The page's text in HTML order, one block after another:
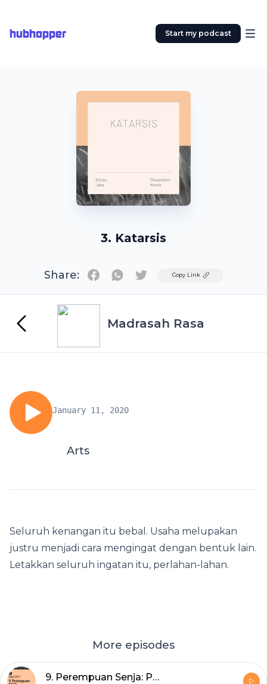
hubhopper Start my podcast
3. Katarsis
Share: TwitterCopy Link
Madrasah Rasa
January 11, 2020
Arts
Seluruh kenangan itu bebal. Usaha melupakan
justru menjadi cara mengingat dengan bentuk lain.
Letakkan seluruh ingatan itu, perlahan-lahan.
More episodes
9. Perempuan Senja: Percakapan di Stasiun Kereta